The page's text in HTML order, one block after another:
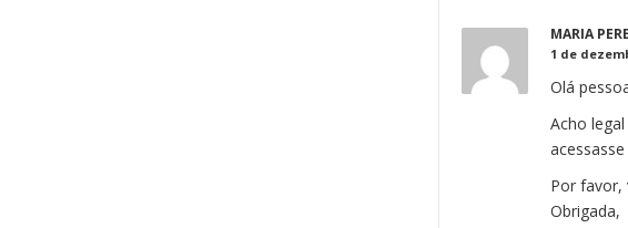
MARIA
1 de
Olá
Acho
Por favor,
Obrigada,